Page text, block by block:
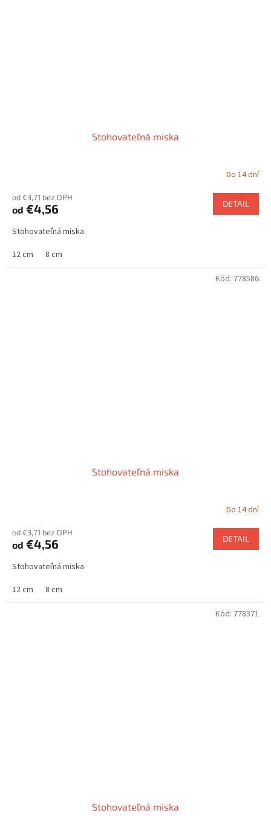
Stohovateľná miska
Do 14 dní
od €3,71 bez DPH
od €4,56 DETAIL
Stohovateľná miska
12 cm
8 cm
Stohovateľná miska
Do 14 dní
od €3,71 bez DPH
od €4,56 DETAIL
Stohovateľná miska
12 cm
8 cm
Kód: 778586
Stohovateľná miska
Kód: 778371